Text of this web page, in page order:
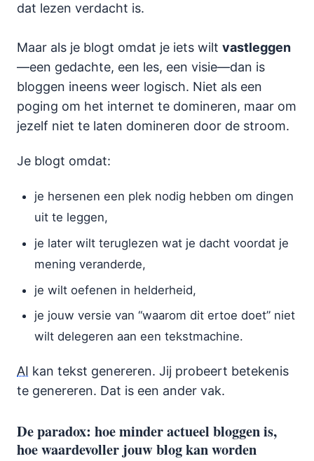
dat lezen verdacht is.
Maar als je blogt omdat je iets wilt vastleggen
—een gedachte, een les, een visie—dan is
bloggen ineens weer logisch. Niet als een
poging om het internet te domineren, maar om
jezelf niet te laten domineren door de stroom.
Je blogt omdat:
je hersenen een plek nodig hebben om dingen
uit te leggen,
je later wilt teruglezen wat je dacht voordat je
mening veranderde,
je wilt oefenen in helderheid,
je jouw versie van “waarom dit ertoe doet” niet
wilt delegeren aan een tekstmachine.
AI kan tekst genereren. Jij probeert betekenis
te genereren. Dat is een ander vak.
De paradox: hoe minder actueel bloggen is,
hoe waardevoller jouw blog kan worden